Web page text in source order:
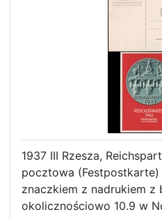
1937 III Rzesza,
pocztowa
znaczkiem z nadrukiem z
okolicznościowo 10.9 w